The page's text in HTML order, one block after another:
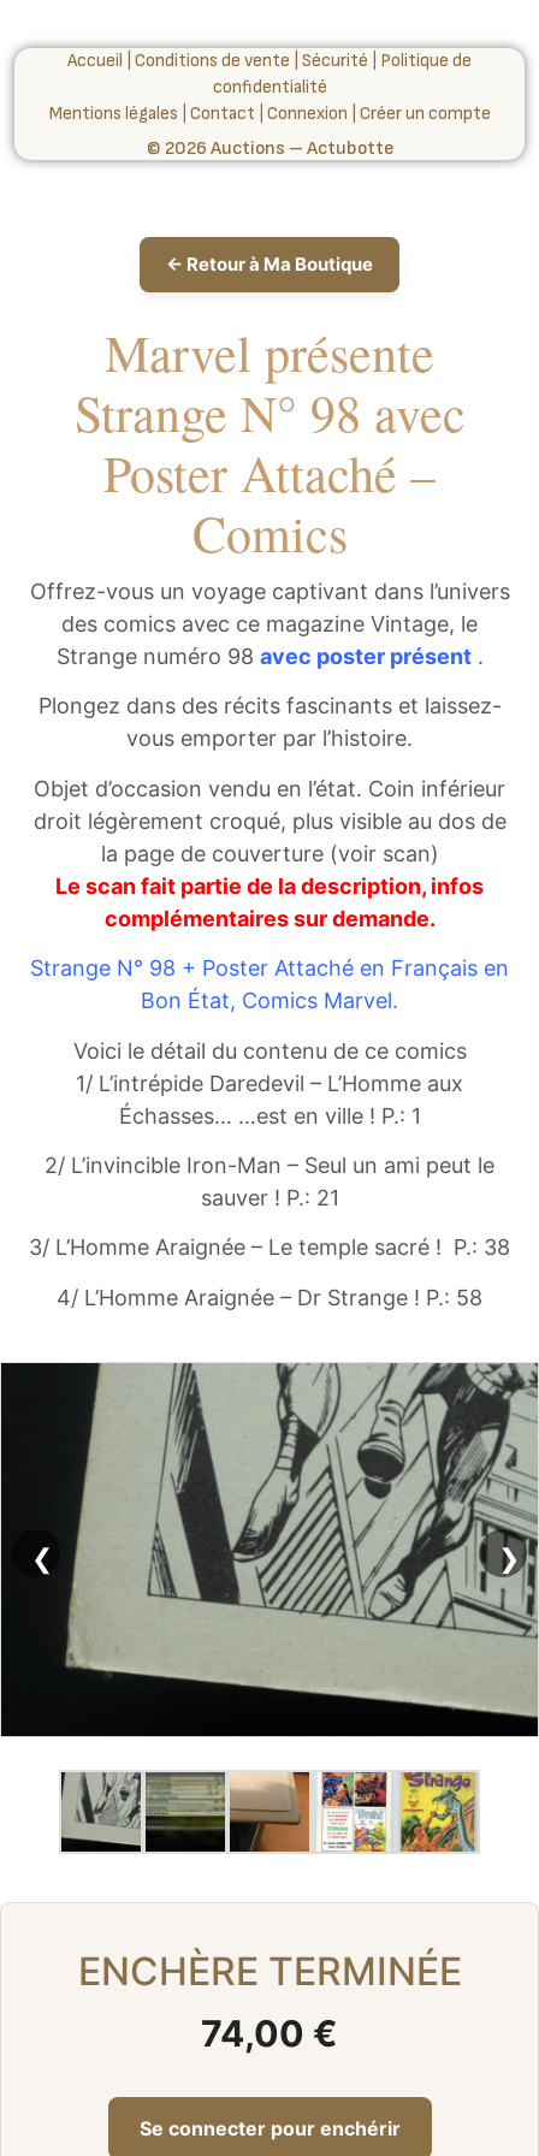
Accueil Conditions de vente Sécurité
Politique de
confidentialité
Mentions légales Contact Connexion Créer un compte
© 2026 Auctions – Actubotte
← Retour à Ma Boutique
Marvel présente
Strange N° 98 avec
Poster Attaché –
Comics
Offrez-vous un voyage captivant dans l’univers
des comics avec ce magazine Vintage, le
Strange numéro 98 avec poster présent.
Plongez dans des récits fascinants et laissez-
vous emporter par l’histoire.
Objet d’occasion vendu en l’état. Coin inférieur
droit légèrement croqué, plus visible au dos de
la page de couverture (voir scan)
Le scan fait partie de la description, infos
complémentaires sur demande.
Strange N° 98 + Poster Attaché en Français en
Bon État, Comics Marvel.
Voici le détail du contenu de ce comics
1/ L’intrépide Daredevil – L’Homme aux
Échasses… …est en ville ! P.: 1
2/ L’invincible Iron-Man – Seul un ami peut le
sauver ! P.: 21
3/ L’Homme Araignée – Le temple sacré ! P.: 38
4/ L’Homme Araignée – Dr Strange ! P.: 58
❮ ❯
ENCHÈRE TERMINÉE
74,00 €
Se connecter pour enchérir